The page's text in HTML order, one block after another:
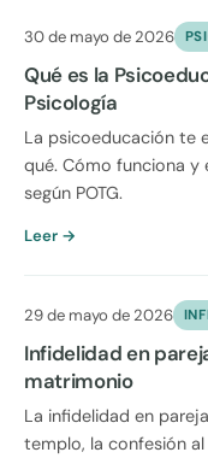
30 de mayo de 2026
Qué es la
Psicología
La psicoeducación te
qué. Cómo funciona y
según POTG.
Leer →
29 de mayo de 2026
Infidelidad en
matrimonio
La infidelidad en
templo, la confesión